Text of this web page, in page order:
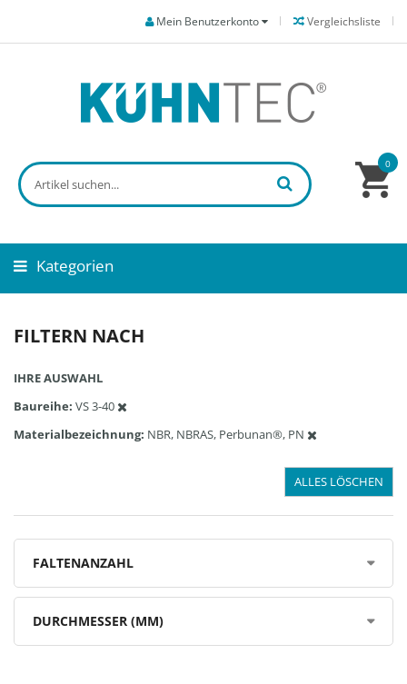
Vergleichsliste
Mein Benutzerkonto
0
Kategorien
FILTERN NACH
IHRE AUSWAHL
Baureihe VS 3-40
Materialbezeichnung NBR, NBRAS, Perbunan®, PN
ALLES LÖSCHEN
FALTENANZAHL
DURCHMESSER (MM)